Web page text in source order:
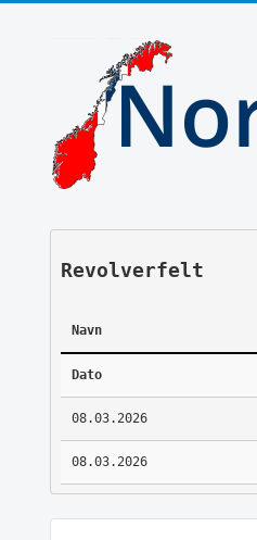
Revolverfelt
Navn
Dato
08.03.2026
08.03.2026